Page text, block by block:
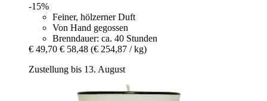
-15%
Feiner, hölzerner Duft
Von Hand gegossen
Brenndauer: ca. 40 Stunden
€ 49,70 € 58,48 (€ 254,87 / kg)
Zustellung bis 13. August